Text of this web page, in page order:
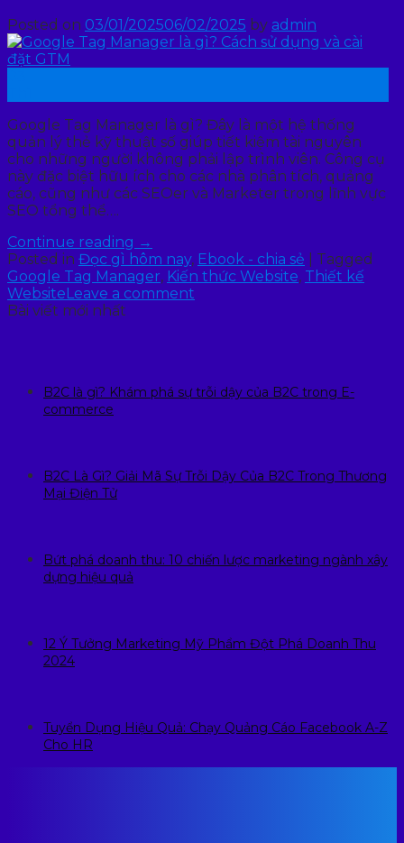
Posted on 03/01/202506/02/2025 by admin
Google Tag Manager là gì? Đây là một hệ thống
quản lý thẻ kỹ thuật số giúp tiết kiệm tài nguyên
cho những người không phải lập trình viên. Công cụ
này đặc biệt hữu ích cho các nhà phân tích, quảng
cáo, cũng như các SEOer và Marketer trong lĩnh vực
SEO tổng thể….
Continue reading →
Posted in Đọc gì hôm nay, Ebook - chia sẻ
Tagged
Google Tag Manager, Kiến thức Website, Thiết kế
Website Leave a comment
Bài viết mới nhất
B2C là gì? Khám phá sự trỗi dậy của B2C trong E-
commerce
B2C Là Gì? Giải Mã Sự Trỗi Dậy Của B2C Trong Thương
Mại Điện Tử
Bứt phá doanh thu: 10 chiến lược marketing ngành xây
dựng hiệu quả
12 Ý Tưởng Marketing Mỹ Phẩm Đột Phá Doanh Thu
2024
Tuyển Dụng Hiệu Quả: Chạy Quảng Cáo Facebook A-Z
Cho HR